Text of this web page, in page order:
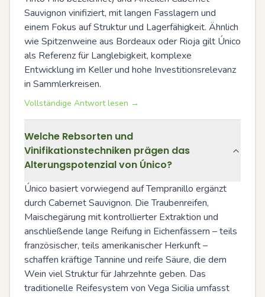
Sauvignon vinifiziert, mit langen Fasslagern und
einem Fokus auf Struktur und Lagerfähigkeit. Ähnlich
wie Spitzenweine aus Bordeaux oder Rioja gilt Único
als Referenz für Langlebigkeit, komplexe
Entwicklung im Keller und hohe Investitionsrelevanz
in Sammlerkreisen.
Vollständige Antwort lesen →
Welche Rebsorten und
Vinifikationstechniken prägen das
Alterungspotenzial von Único?
Único basiert vorwiegend auf Tempranillo ergänzt
durch Cabernet Sauvignon. Die Traubenreifen,
Maischegärung mit kontrollierter Extraktion und
anschließende lange Reifung in Eichenfässern – teils
französischer, teils amerikanischer Herkunft –
schaffen kräftige Tannine und reife Säure, die dem
Wein viel Struktur für Jahrzehnte geben. Das
traditionelle Reifesystem von Vega Sicilia umfasst